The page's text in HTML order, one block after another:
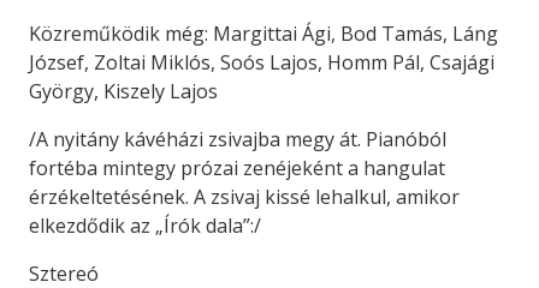
Közreműködik még: Margittai Ági, Bod Tamás, Láng
József, Zoltai Miklós, Soós Lajos, Homm Pál, Csajági
György, Kiszely Lajos
/A nyitány kávéházi zsivajba megy át. Pianóból
fortéba mintegy prózai zenéjeként a hangulat
érzékeltetésének. A zsivaj kissé lehalkul, amikor
elkezdődik az „Írók dala”:/
Sztereó